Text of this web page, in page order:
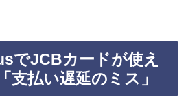
でJCBカードが使え
支払い遅延のミス」